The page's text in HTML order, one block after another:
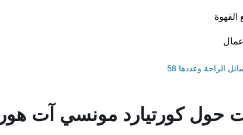
القهوة
الراحة وعددها 58
حول كورتيارد مونسي آت